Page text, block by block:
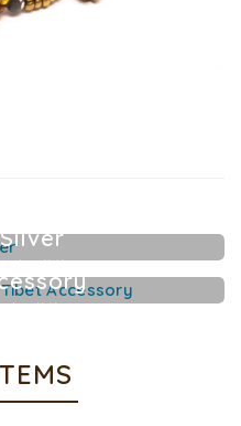
クセサリー
クセサリー